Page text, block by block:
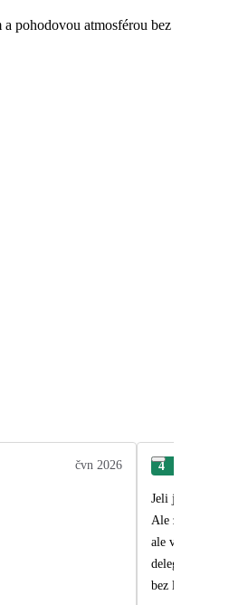
pohodovou atmosférou bez
čvn 2026 4
Jeli jsme dvě
Ale za to nikdo
ale volný je což
delegátka nás o všem
bez lehátek a slunečníků. To si musel